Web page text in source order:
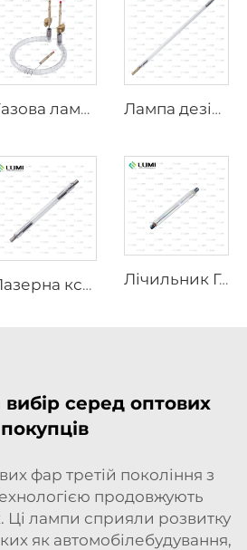
Газова лампа-симулятор сонячного світла D1200 – 10×110 мм Лампа дезінфектуюча імпульсна L3670 – 7×160×200 мм
Лазерна ксенонова лампа L1530-8×45×100 мм Лічильник Гейгера-Мюллера M4011
серед оптових
покупців
фар третій покоління з
продовжують
Ці лампи сприяли розвитку
як автомобілебудування,